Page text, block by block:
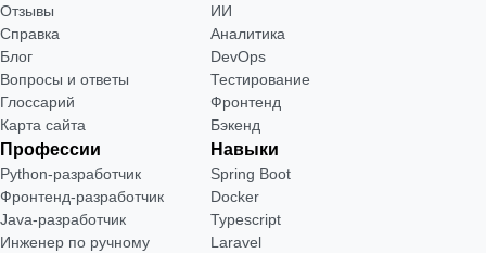
Отзывы
Справка
Блог
Вопросы и ответы
Глоссарий
Карта сайта
ИИ
Аналитика
DevOps
Тестирование
Фронтенд
Бэкенд
Профессии
Python-разработчик
Фронтенд-разработчик
Java-разработчик
Инженер по ручному
Навыки
Spring Boot
Docker
Typescript
Laravel